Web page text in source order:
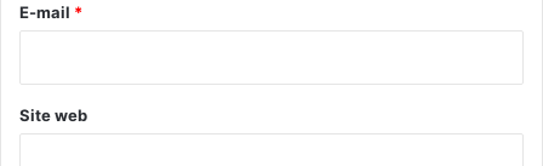
e
E-mail *
Site web